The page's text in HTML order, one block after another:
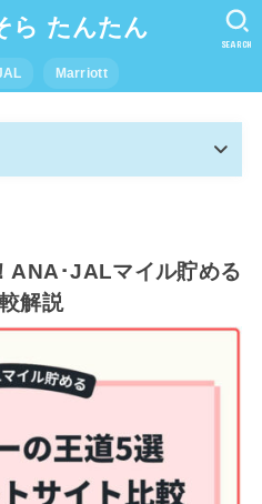
ら たんたん
Marriott
SEARCH
ANA･JALマイル貯める
解説